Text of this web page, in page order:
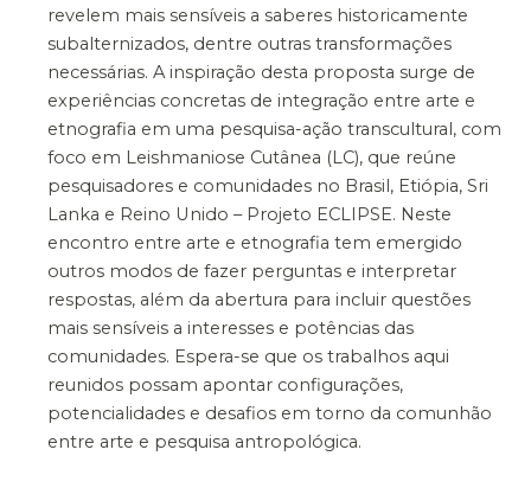
revelem mais sensíveis a saberes historicamente
subalternizados, dentre outras transformações
necessárias. A inspiração desta proposta surge de
experiências concretas de integração entre arte e
etnografia em uma pesquisa-ação transcultural, com
foco em Leishmaniose Cutânea (LC), que reúne
pesquisadores e comunidades no Brasil, Etiópia, Sri
Lanka e Reino Unido – Projeto ECLIPSE. Neste
encontro entre arte e etnografia tem emergido
outros modos de fazer perguntas e interpretar
respostas, além da abertura para incluir questões
mais sensíveis a interesses e potências das
comunidades. Espera-se que os trabalhos aqui
reunidos possam apontar configurações,
potencialidades e desafios em torno da comunhão
entre arte e pesquisa antropológica.